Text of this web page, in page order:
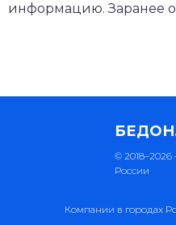
информацию. Заранее
©
России
Компании в городах